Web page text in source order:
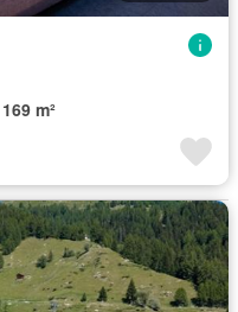
169 m²